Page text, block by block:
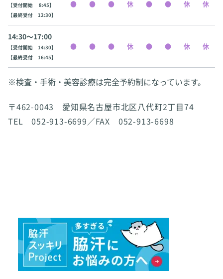
【受付開始 8:45】
【最終受付 12:30】
14:30〜17:00
【受付開始 14:30】
【最終受付 16:45】
※検査・手術・美容診療は完全予約制になっています。
〒462-0043 愛知県名古屋市北区八代町2丁目74
TEL 052-913-6699／FAX 052-913-6698